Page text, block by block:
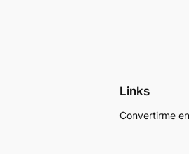
Links
Convertirme